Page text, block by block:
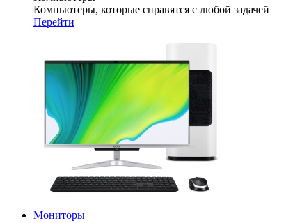
Компьютеры, которые справятся с любой задачей
Перейти
Мониторы